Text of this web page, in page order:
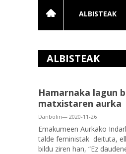
ALBISTEAK
ALBISTEAK
Hamarnaka lagun
matxistaren aurka
Danbolin— 2020-11-26
Emakumeen Aurkako
talde feministak deituta,
bildu ziren han, “Ez